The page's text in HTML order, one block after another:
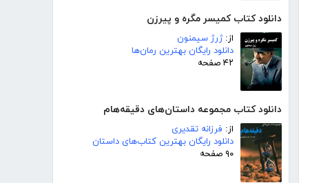
دانلود کتاب کمیسر مگره و پیرزن
از:ژرژ سیمنون
دانلود رایگان بهترین رمان‌ها
۴۲ صفحه
دانلود کتاب مجموعه داستان‌های دقیقه‌هام
از: فرزانه تقدیری
دانلود رایگان بهترین کتاب‌های داستان
۹۰ صفحه